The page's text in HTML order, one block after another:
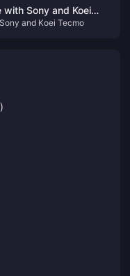
Sony and Koei
and Koei Tecmo